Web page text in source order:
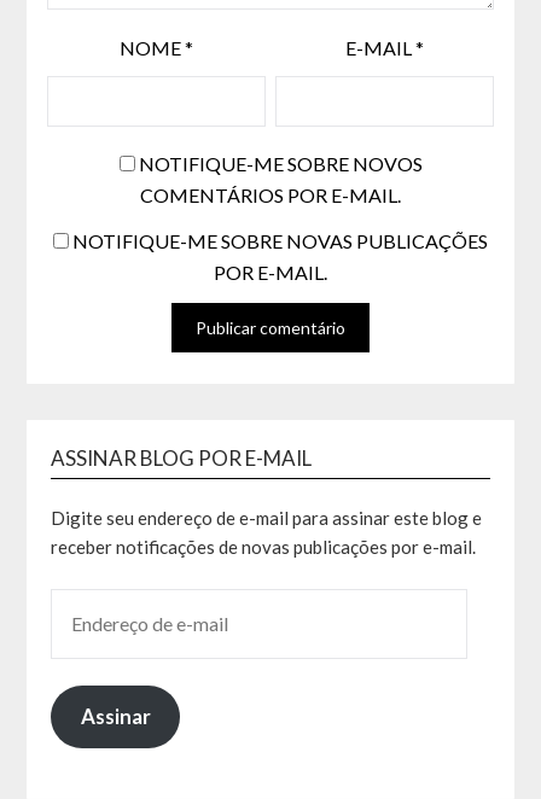
NOME* E-MAIL*
NOTIFIQUE-ME SOBRE NOVOS
COMENTÁRIOS POR E-MAIL.
NOTIFIQUE-ME SOBRE NOVAS PUBLICAÇÕES
POR E-MAIL.
ASSINAR BLOG POR E-MAIL
Digite seu endereço de e-mail para assinar este blog e
receber notificações de novas publicações por e-mail.
Assinar